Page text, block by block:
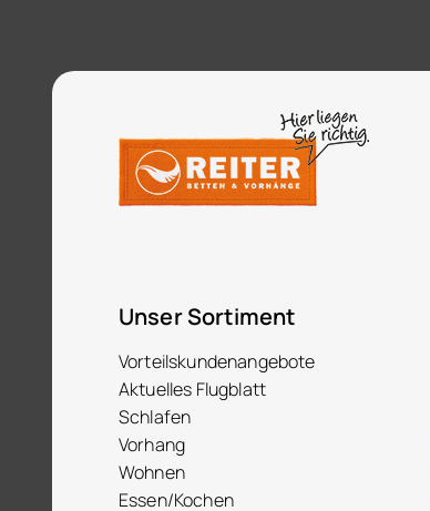
Unser Sortiment
Vorteilskundenangebote
Aktuelles Flugblatt
Schlafen
Vorhang
Wohnen
Essen/Kochen